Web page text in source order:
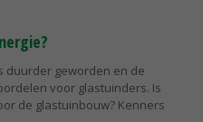
duurder geworden en de
voor glastuinders. Is
de glastuinbouw? Kenners